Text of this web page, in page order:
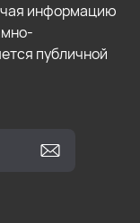
информацию
публичной